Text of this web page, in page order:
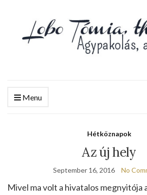
Menu
Hétköznapok
Az új hely
September 16, 2016 No
Mivel ma volt a hivatalos megnyitója